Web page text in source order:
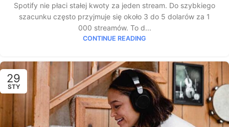
Spotify nie płaci stałej kwoty za jeden stream. Do szybkiego
szacunku często przyjmuje się około 3 do 5 dolarów za 1
000 streamów. To d...
CONTINUE READING
29
STY